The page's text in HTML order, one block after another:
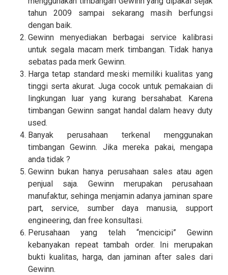
tahun 2009 sampai sekarang masih berfungsi
dengan baik.
Gewinn menyediakan berbagai service kalibrasi
untuk segala macam merk timbangan. Tidak hanya
sebatas pada merk Gewinn.
Harga tetap standard meski memiliki kualitas yang
tinggi serta akurat. Juga cocok untuk pemakaian di
lingkungan luar yang kurang bersahabat. Karena
timbangan Gewinn sangat handal dalam heavy duty
used.
Banyak perusahaan terkenal menggunakan
timbangan Gewinn. Jika mereka pakai, mengapa
anda tidak ?
Gewinn bukan hanya perusahaan sales atau agen
penjual saja. Gewinn merupakan perusahaan
manufaktur, sehinga menjamin adanya jaminan spare
part, service, sumber daya manusia, support
engineering, dan free konsultasi.
Perusahaan yang telah “mencicipi” Gewinn
kebanyakan repeat tambah order. Ini merupakan
bukti kualitas, harga, dan jaminan after sales dari
Gewinn.